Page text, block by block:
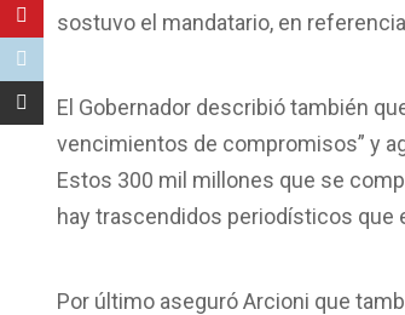
sostuvo el mandatario, en
El Gobernador describió también
vencimientos de compromisos” y
Estos 300 mil millones que se
hay trascendidos periodísticos que
Por último aseguró Arcioni que